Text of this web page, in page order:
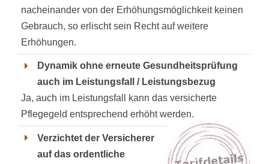
nacheinander von der Erhöhungsmöglichkeit keinen
Gebrauch, so erlischt sein Recht auf weitere
Erhöhungen.
Dynamik ohne erneute Gesundheitsprüfung
auch im Leistungsfall / Leistungsbezug
Ja, auch im Leistungsfall kann das versicherte
Pflegegeld entsprechend erhöht werden.
Verzichtet der Versicherer
auf das ordentliche